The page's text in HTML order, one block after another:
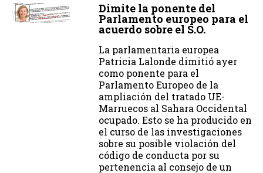
Dimite la ponente del
Parlamento europeo para el
acuerdo sobre el S.O.
La parlamentaria europea
Patricia Lalonde dimitió ayer
como ponente para el
Parlamento Europeo de la
ampliación del tratado UE-
Marruecos al Sahara Occidental
ocupado. Esto se ha producido en
el curso de las investigaciones
sobre su posible violación del
código de conducta por su
pertenencia al consejo de un